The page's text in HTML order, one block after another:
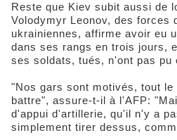
Reste que Kiev subit aussi de
Volodymyr Leonov, des forces
ukrainiennes, affirme avoir eu
dans ses rangs en trois jours,
ses soldats, tués, n'ont pas pu
"Nos gars sont motivés, tout le
battre", assure-t-il à l'AFP:
d'appui d'artillerie, qu'il n'y a
simplement tirer dessus,